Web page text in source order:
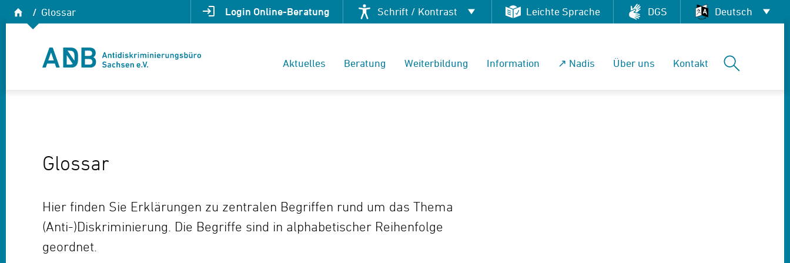
Zum Hauptmenü
Zum Hauptinhalt
Startseite
Glossar Login Online-Beratung Schrift / Kontrast
Schrift vergrößern
Leichte Sprache DGS Deutsch
العربية Aktuelles Beratung Weiterbildung Information ↗ Nadis Über uns Kontakt
Glossar
Hier finden Sie Erklärungen zu zentralen Begriffen rund um das Thema
(Anti-)Diskriminierung. Die Begriffe sind in alphabetischer Reihenfolge
geordnet.